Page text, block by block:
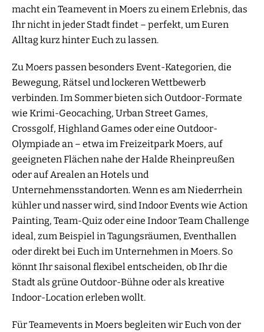
macht ein Teamevent in Moers zu einem Erlebnis, das
Ihr nicht in jeder Stadt findet – perfekt, um Euren
Alltag kurz hinter Euch zu lassen.
Zu Moers passen besonders Event-Kategorien, die
Bewegung, Rätsel und lockeren Wettbewerb
verbinden. Im Sommer bieten sich Outdoor-Formate
wie Krimi-Geocaching, Urban Street Games,
Crossgolf, Highland Games oder eine Outdoor-
Olympiade an – etwa im Freizeitpark Moers, auf
geeigneten Flächen nahe der Halde Rheinpreußen
oder auf Arealen an Hotels und
Unternehmensstandorten. Wenn es am Niederrhein
kühler und nasser wird, sind Indoor Events wie Action
Painting, Team-Quiz oder eine Indoor Team Challenge
ideal, zum Beispiel in Tagungsräumen, Eventhallen
oder direkt bei Euch im Unternehmen in Moers. So
könnt Ihr saisonal flexibel entscheiden, ob Ihr die
Stadt als grüne Outdoor-Bühne oder als kreative
Indoor-Location erleben wollt.
Für Teamevents in Moers begleiten wir Euch von der